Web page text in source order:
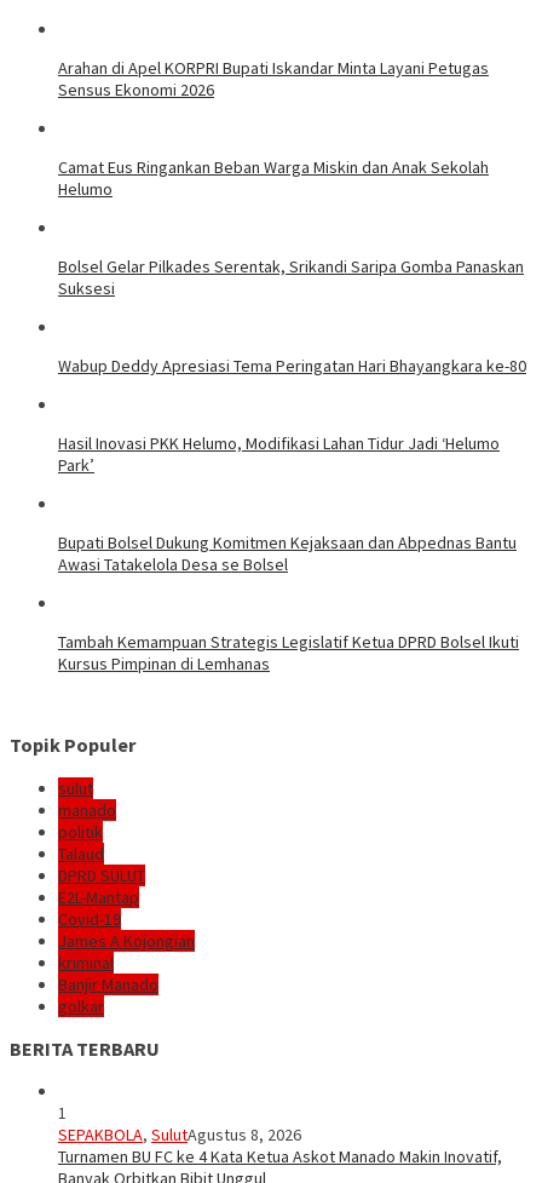
Arahan di Apel KORPRI Bupati Iskandar Minta Layani Petugas
Sensus Ekonomi 2026
Camat Eus Ringankan Beban Warga Miskin dan Anak Sekolah
Helumo
Bolsel Gelar Pilkades Serentak, Srikandi Saripa Gomba Panaskan
Suksesi
Wabup Deddy Apresiasi Tema Peringatan Hari Bhayangkara ke-80
Hasil Inovasi PKK Helumo, Modifikasi Lahan Tidur Jadi ‘Helumo
Park’
Bupati Bolsel Dukung Komitmen Kejaksaan dan Abpednas Bantu
Awasi Tatakelola Desa se Bolsel
Tambah Kemampuan Strategis Legislatif Ketua DPRD Bolsel Ikuti
Kursus Pimpinan di Lemhanas
Topik Populer
sulut
manado
politik
Talaud
DPRD SULUT
E2L-Mantap
Covid-19
James A Kojongian
kriminal
Banjir Manado
golkar
BERITA TERBARU
1
SEPAKBOLA, SulutAgustus 8, 2026
Turnamen BU FC ke 4 Kata Ketua Askot Manado Makin Inovatif,
Banyak Orbitkan Bibit Unggul